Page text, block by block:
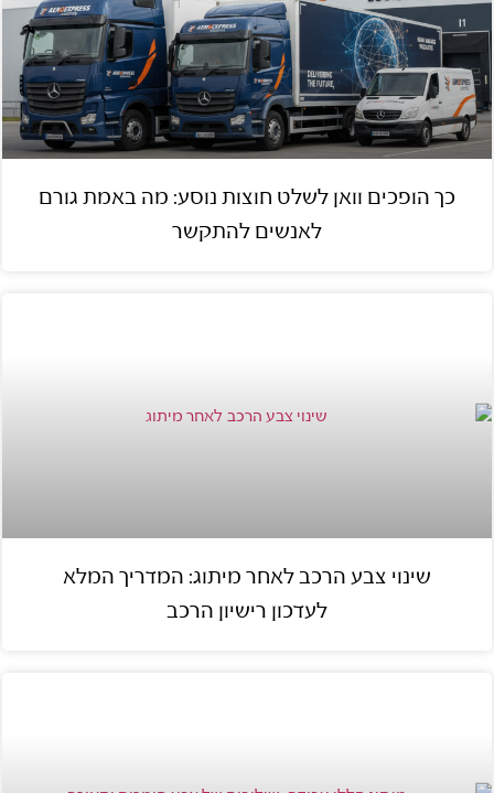
כך הופכים וואן לשלט חוצות נוסע: מה באמת גורם
לאנשים להתקשר
שינוי צבע הרכב לאחר מיתוג: המדריך המלא
לעדכון רישיון הרכב